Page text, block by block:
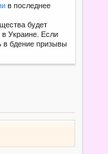
в последнее
будет
Украине. Если
в бдение призывы